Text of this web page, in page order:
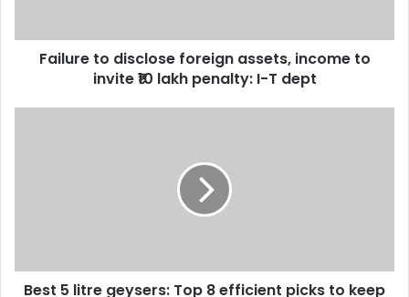
₹10
Failure to disclose foreign assets, income to
invite ₹10 lakh penalty: I-T dept
to
keep
Best 5 litre geysers: Top 8 efficient picks to keep